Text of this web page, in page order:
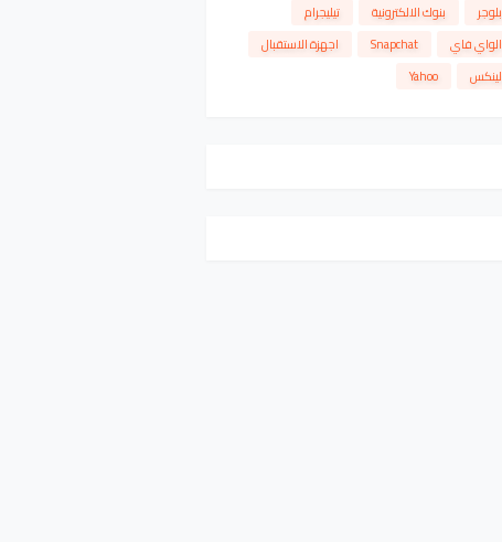
بلوجر
بنوك الالكترونية
تيليجرام
الواي فاي
Snapchat
اجهزة الاستقبال
لينكس
Yahoo